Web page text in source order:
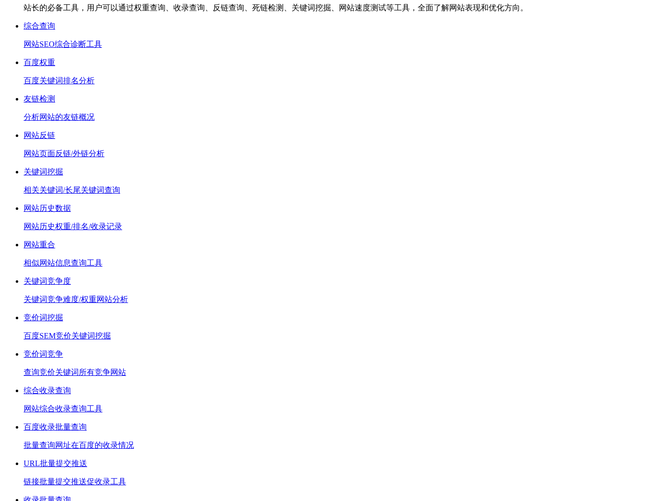
站长的必备工具，用户可以通过权重查询、收录查询、反链查询、死链检测、关键词挖掘、网站速度测试等工具，全面了解网站表现和优化方向。
综合查询
网站SEO综合诊断工具
百度权重
百度关键词排名分析
友链检测
分析网站的友链概况
网站反链
网站页面反链/外链分析
关键词挖掘
相关关键词/长尾关键词查询
网站历史数据
网站历史权重/排名/收录记录
网站重合
相似网站信息查询工具
关键词竞争度
关键词竞争难度/权重网站分析
竞价词挖掘
百度SEM竞价关键词挖掘
竞价词竞争
查询竞价关键词所有竞争网站
综合收录查询
网站综合收录查询工具
百度收录批量查询
批量查询网址在百度的收录情况
URL批量提交推送
链接批量提交推送促收录工具